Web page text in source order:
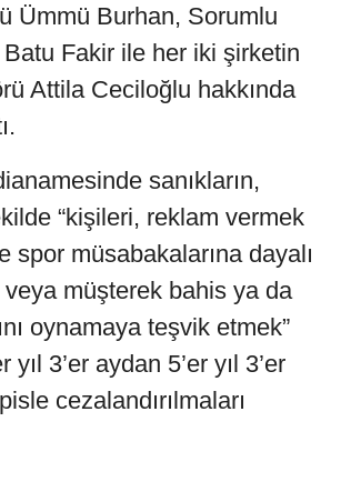
Ümmü Burhan, Sorumlu
Fakir ile her iki şirketin
Attila Ceciloğlu hakkında
sanıkların,
“kişileri, reklam vermek
spor müsabakalarına dayalı
müşterek bahis ya da
oynamaya teşvik etmek”
yıl 3’er aydan 5’er yıl 3’er
cezalandırılmaları